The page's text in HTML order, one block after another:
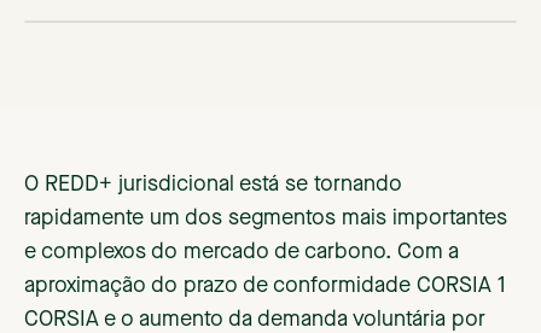
O REDD+ jurisdicional está se tornando
rapidamente um dos segmentos mais importantes
e complexos do mercado de carbono. Com a
aproximação do prazo de conformidade CORSIA 1
CORSIA e o aumento da demanda voluntária por